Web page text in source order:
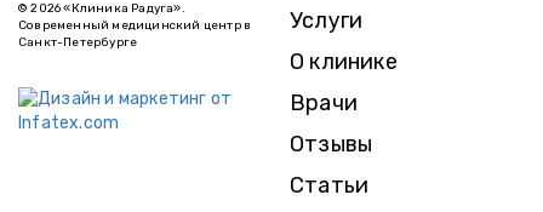
© 2026 «Клиника Радуга».
Современный медицинский центр в
Санкт-Петербурге
Услуги
О клинике
Врачи
Отзывы
Статьи